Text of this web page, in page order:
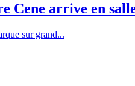
Cene arrive en
sur grand...